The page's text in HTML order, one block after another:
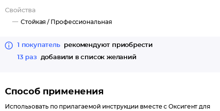
Свойства
Стойкая / Профессиональная
1 покупатель
рекомендуют приобрести
13 раз
добавили в список желаний
Способ применения
Использовать по прилагаемой инструкции вместе с Оксигент для